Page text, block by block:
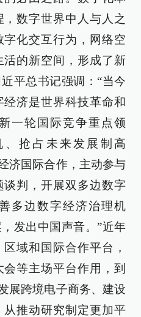
数字世界中人与人之
化交互行为，网络空
的新空间，形成了新
平总书记强调：“当今
济是世界科技革命和
一轮国际竞争重点领
抢占未来发展制高
济国际合作，主动参与
谈判，开展双多边数字
多边数字经济治理机
发出中国声音。”近年
域和国际合作平台，
等主场平台作用，到
展跨境电子商务、建设
从推动研究制定更加平